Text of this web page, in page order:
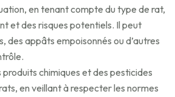
en tenant compte du type de rat,
et des risques potentiels. Il peut
des appâts empoisonnés ou d’autres
produits chimiques et des pesticides
en veillant à respecter les normes